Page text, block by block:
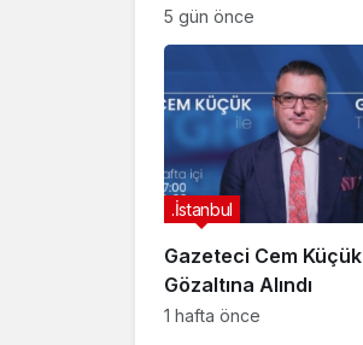
5 gün önce
Gazeteci Cem Küçük
Gözaltına Alındı
.İstanbul
1 hafta önce